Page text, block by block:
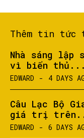
Thêm tin tức
Nhà sáng
vì biển thủ...
EDWARD - 4 DAYS
Câu Lạc Bộ
giá trị
EDWARD - 6 DAYS